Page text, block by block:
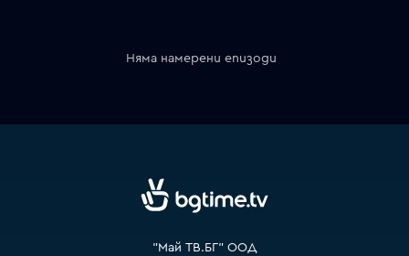
Няма намерени епизоди
"Май ТВ.БГ" ООД